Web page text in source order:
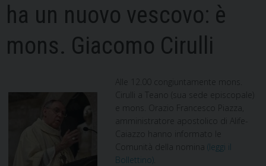
ha un nuovo vescovo: è
mons. Giacomo Cirulli
Alle 12.00 congiuntamente mons.
Cirulli a Teano (sua sede episcopale)
e mons. Orazio Francesco Piazza,
amministratore apostolico di Alife-
Caiazzo hanno informato le
Comunità della nomina (leggi il
Bollettino)